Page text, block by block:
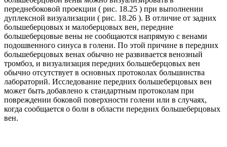
переднебоковой проекции ( рис. 18.25 ) при выполнении
дуплексной визуализации ( рис. 18.26 ). В отличие от задних
большеберцовых и малоберцовых вен, передние
большеберцовые вены не сообщаются напрямую с венами
подошвенного синуса в голени. По этой причине в передних
большеберцовых венах обычно не развивается венозный
тромбоз, и визуализация передних большеберцовых вен
обычно отсутствует в основных протоколах большинства
лабораторий. Исследование передних большеберцовых вен
может быть добавлено к стандартным протоколам при
повреждении боковой поверхности голени или в случаях,
когда сообщается о боли в области передних большеберцовых
вен.